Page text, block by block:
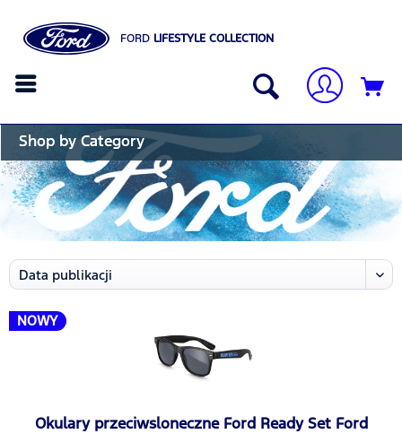
FORD LIFESTYLE COLLECTION
Shop by Category
NOWY
Okulary przeciwsloneczne Ford Ready Set Ford